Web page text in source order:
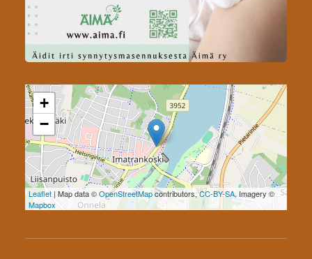
+
−
Leaflet| Map data ©OpenStreetMapcontributors,CC-BY-SA, Imagery ©
Mapbox